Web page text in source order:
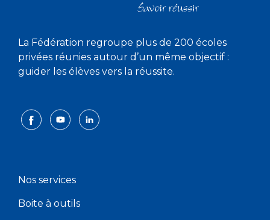
La Fédération regroupe plus de 200 écoles
privées réunies autour d’un même objectif :
guider les élèves vers la réussite.
Nos services
Boite à outils